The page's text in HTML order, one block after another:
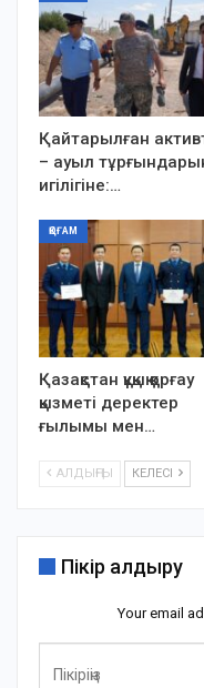
Қайтарылған
– ауыл
игілігіне:…
ҚОҒАМ
Қазақстан құқық қорғау
қызметі деректер
ғылымы мен…
АЛДЫҢҒЫ КЕЛЕСІ
Пікір қалдыру
Your email